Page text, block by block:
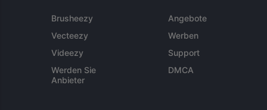
Brusheezy
Vecteezy
Videezy
Werden Sie
Anbieter
Angebote
Werben
Support
DMCA